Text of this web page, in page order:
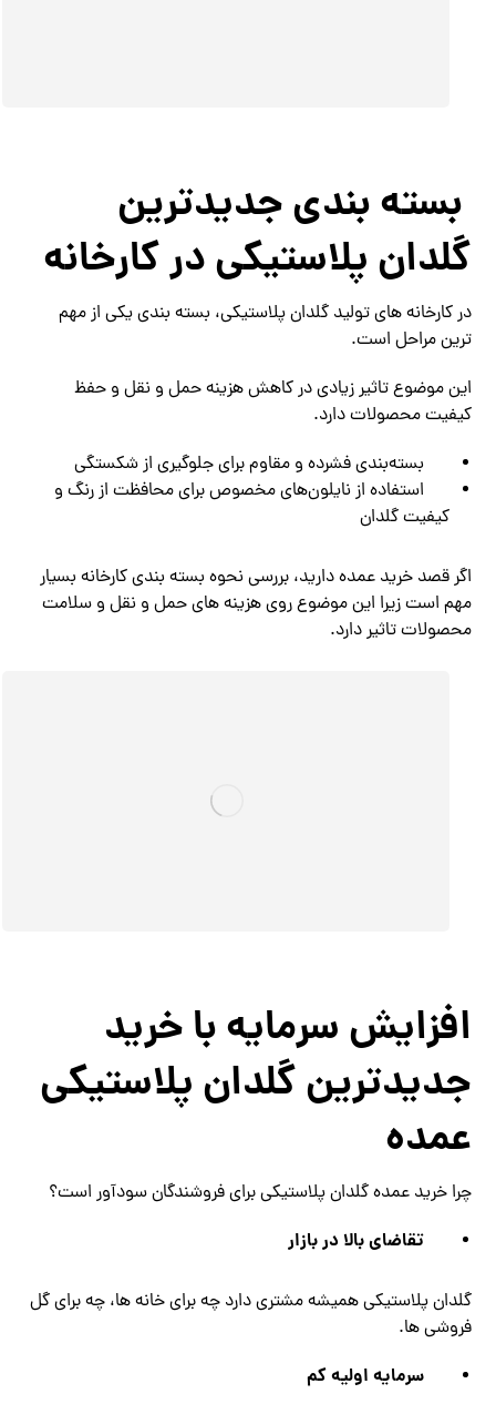
بسته بندی جدیدترین
گلدان پلاستیکی در کارخانه
در کارخانه های تولید گلدان پلاستیکی، بسته بندی یکی از مهم
ترین مراحل است.
این موضوع تاثیر زیادی در کاهش هزینه حمل و نقل و حفظ
کیفیت محصولات دارد.
بسته‌بندی فشرده و مقاوم برای جلوگیری از شکستگی
استفاده از نایلون‌های مخصوص برای محافظت از رنگ و
کیفیت گلدان
اگر قصد خرید عمده دارید، بررسی نحوه بسته بندی کارخانه بسیار
مهم است زیرا این موضوع روی هزینه های حمل و نقل و سلامت
محصولات تاثیر دارد.
افزایش سرمایه با خرید
جدیدترین گلدان پلاستیکی
عمده
چرا خرید عمده گلدان پلاستیکی برای فروشندگان سودآور است؟
تقاضای بالا در بازار
گلدان پلاستیکی همیشه مشتری دارد چه برای خانه ها، چه برای گل
فروشی ها.
سرمایه اولیه کم